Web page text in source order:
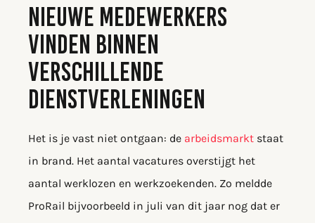
NIEUWE MEDEWERKERS
VINDEN BINNEN
VERSCHILLENDE
DIENSTVERLENINGEN
Het is je vast niet ontgaan: de arbeidsmarkt staat
in brand. Het aantal vacatures overstijgt het
aantal werklozen en werkzoekenden. Zo meldde
ProRail bijvoorbeeld in juli van dit jaar nog dat er